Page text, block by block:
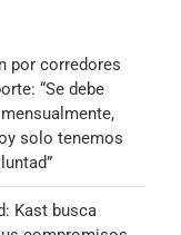
por corredores
“Se debe
solo tenemos
Kast busca